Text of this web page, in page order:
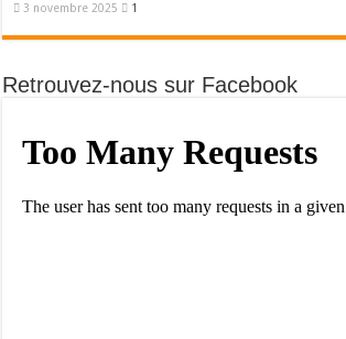
3 novembre 2025 1
Retrouvez-nous sur Facebook